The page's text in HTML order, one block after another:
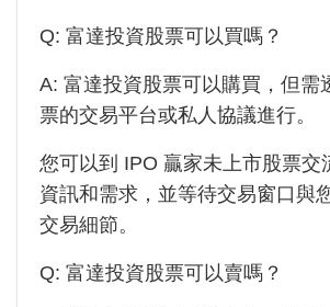
Q: 富達投資股票可以買嗎？
A: 富達投資股票可以購買，但需
票的交易平台或私人協議進行。
您可以到 IPO 贏家未上市股票交
資訊和需求，並等待交易窗口與
交易細節。
Q: 富達投資股票可以賣嗎？